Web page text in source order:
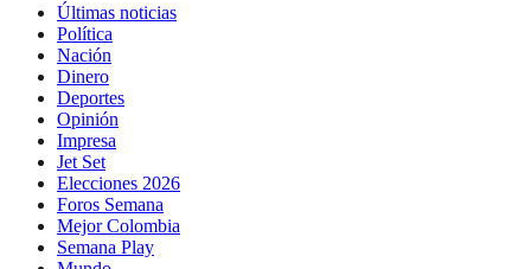
Últimas noticias
Política
Nación
Dinero
Deportes
Opinión
Impresa
Jet Set
Elecciones 2026
Foros Semana
Mejor Colombia
Semana Play